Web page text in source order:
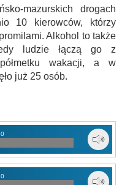
mazurskich drogach
10 kierowców, którzy
Alkohol to także
ludzie łączą go z
wakacji, a w
już 25 osób.